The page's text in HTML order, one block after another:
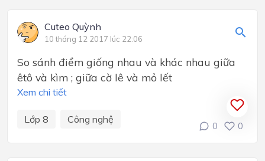
Cuteo Quỳnh
10 tháng 12 2017 lúc 22:06
So sánh điểm giống nhau và khác nhau giữa
êtô và kìm ; giữa cờ lê và mỏ lết
Xem chi tiết
Lớp 8 Công nghệ
0 0